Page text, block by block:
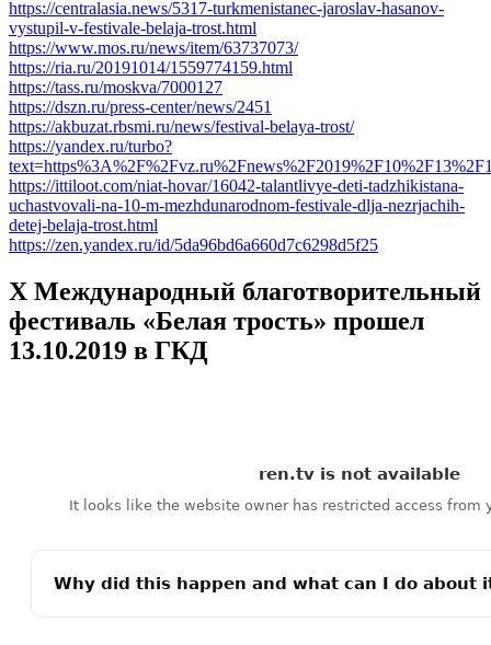
https://centralasia.news/5317-turkmenistanec-jaroslav-hasanov-
vystupil-v-festivale-belaja-trost.html
https://www.mos.ru/news/item/63737073/
https://ria.ru/20191014/1559774159.html
https://tass.ru/moskva/7000127
https://dszn.ru/press-center/news/2451
https://akbuzat.rbsmi.ru/news/festival-belaya-trost/
https://yandex.ru/turbo?
https://ittiloot.com/niat-hovar/16042-talantlivye-deti-tadzhikistana-
uchastvovali-na-10-m-mezhdunarodnom-festivale-dlja-nezrjachih-
detej-belaja-trost.html
https://zen.yandex.ru/id/5da96bd6a660d7c6298d5f25
X Международный благотворительный
фестиваль «Белая трость» прошел
13.10.2019 в ГКД